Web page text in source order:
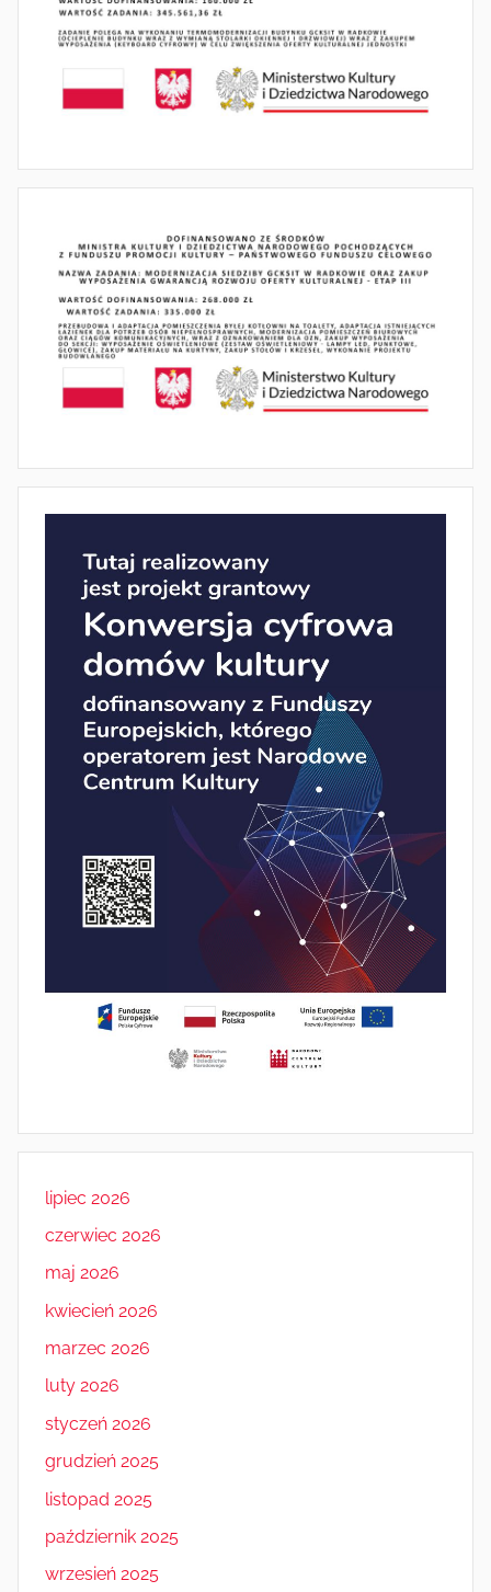
lipiec 2026
czerwiec 2026
maj 2026
kwiecień 2026
marzec 2026
luty 2026
styczeń 2026
grudzień 2025
listopad 2025
październik 2025
wrzesień 2025